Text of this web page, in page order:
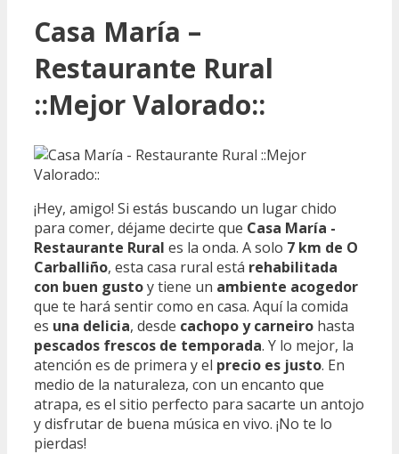
Casa María –
Restaurante Rural
::Mejor Valorado::
¡Hey, amigo! Si estás buscando un lugar chido
para comer, déjame decirte que Casa María -
Restaurante Rural es la onda. A solo 7 km de O
Carballiño, esta casa rural está rehabilitada
con buen gustoy tiene un ambiente acogedor
que te hará sentir como en casa. Aquí la comida
es una delicia, desde cachopo y carneiro hasta
pescados frescos de temporada. Y lo mejor, la
atención es de primera y el precio es justo. En
medio de la naturaleza, con un encanto que
atrapa, es el sitio perfecto para sacarte un antojo
y disfrutar de buena música en vivo. ¡No te lo
pierdas!